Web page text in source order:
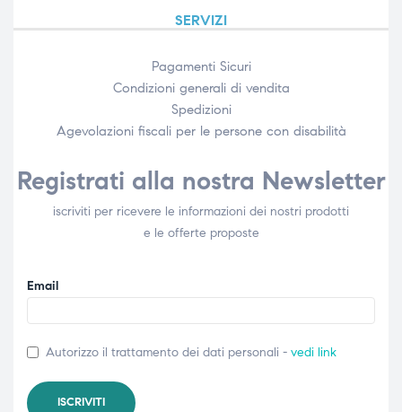
SERVIZI
Pagamenti Sicuri
Condizioni generali di vendita
Spedizioni
Agevolazioni fiscali per le persone con disabilità​
Registrati alla nostra Newsletter
iscriviti per ricevere le informazioni dei nostri prodotti
e le offerte proposte
Email
Autorizzo il trattamento dei dati personali - vedi link